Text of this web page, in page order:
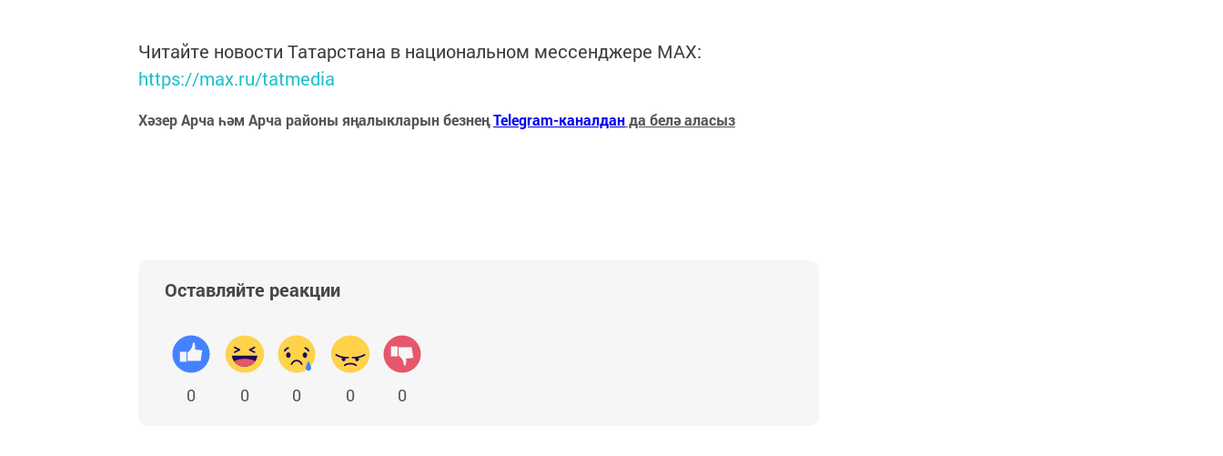
Читайте новости Татарстана в национальном мессенджере MАХ:
https://max.ru/tatmedia
Хәзер Арча һәм Арча районы яңалыкларын безнеңTelegram-каналданда белә аласыз
Оставляйте реакции
0 0 0 0 0